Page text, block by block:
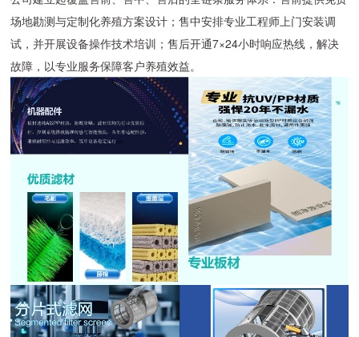
场地勘测与定制化养殖方案设计；售中安排专业工程师上门安装调
试，并开展设备操作技术培训；售后开通7×24小时响应热线，解决
故障，以专业服务保障客户养殖效益。